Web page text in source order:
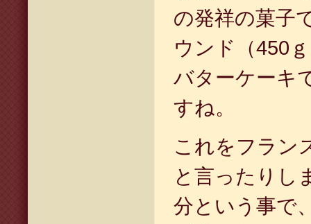
の発祥の菓子
ウンド（450
バターケーキ
すね。
これをフラン
と言ったりし
分という事で